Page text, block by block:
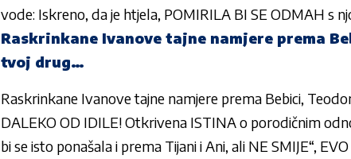
vode: Iskreno, da je htjela, POMIRILA BI SE ODMAH s
Raskrinkane Ivanove tajne namjere prema
tvoj drug…
Raskrinkane Ivanove tajne namjere prema Bebici,
DALEKO OD IDILE! Otkrivena ISTINA o porodičnim
bi se isto ponašala i prema Tijani i Ani, ali NE SMIJE“,